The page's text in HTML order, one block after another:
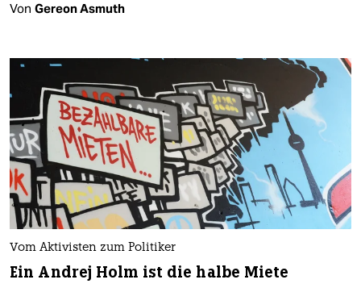
Von Gereon Asmuth
Vom Aktivisten zum Politiker
Ein Andrej Holm ist die halbe Miete